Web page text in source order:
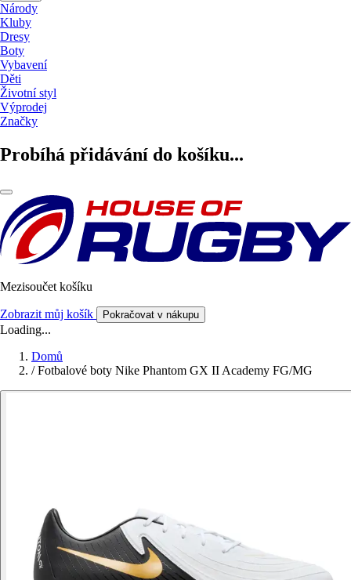
Národy
Kluby
Dresy
Boty
Vybavení
Děti
Životní styl
Výprodej
Značky
Probíhá přidávání do košíku...
Mezisoučet košíku
Zobrazit můj košík Pokračovat v nákupu
Loading...
Domů
/ Fotbalové boty Nike Phantom GX II Academy FG/MG